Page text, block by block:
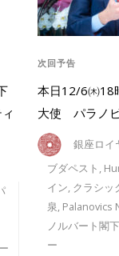
次回予告
本日12/6㈭18
大使 パラノ
銀座ロイ
ブダペスト ,
イン, クラシッ
泉, Palanovics
ノルバート閣下
ー